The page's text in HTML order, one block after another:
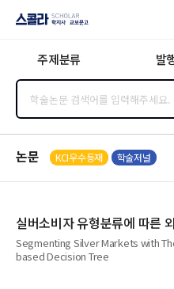
지사·교보문고
주제분류 발
논문 KCI우수등재 학술저널
실버소비자 유형분류에 따른
Segmenting Silver Markets with
based Decision Tree